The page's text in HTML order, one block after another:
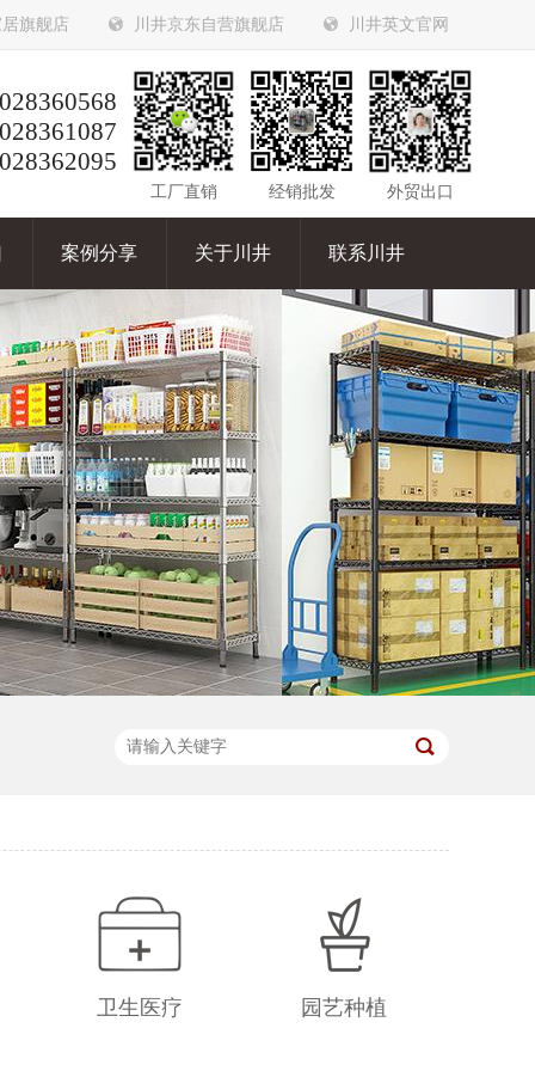
旗舰店 川井京东自营旗舰店 川井英文官网
工厂直销 经销批发 外贸出口
案例分享 关于川井 联系川井
卫生医疗 园艺种植